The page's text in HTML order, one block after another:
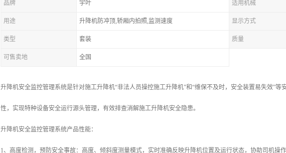
品牌 宇叶 适用机械
用途 升降机防冲顶,轿厢内拍照,监测速度 显示方式
类型 套装 质量
可售卖地 全国
升降机安全监控管理系统是针对施工升降机“非法人员操控施工升降机”和“维保不及时，安全装置易失效”
性，实现特种设备安全运行源头管理，有效排查消解施工升降机安全隐患。
升降机安全监控管理系统产品性能：
1、高度检测，预防安全事故：高度、倾斜度测量模式，实时准确反映升降机位置及运行状态，协助司机操作